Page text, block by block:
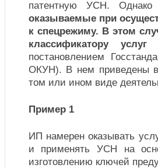
патентную УСН. Однако
оказываемые при
к спецрежиму. В этом
классификатору
постановлением
ОКУН). В нем приведены
том или ином виде
Пример 1
ИП намерен оказывать
и применять УСН на
изготовлению ключей